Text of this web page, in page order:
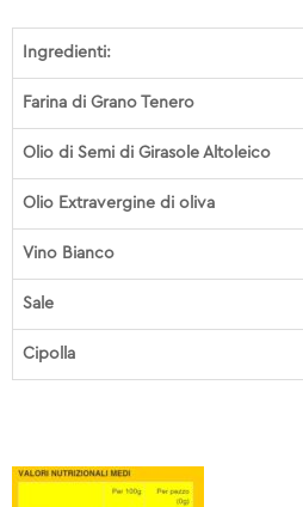
Ingredienti:
Farina di Grano Tenero
Olio di Semi di Girasole Altoleico
Olio Extravergine di oliva
Vino Bianco
Sale
Cipolla